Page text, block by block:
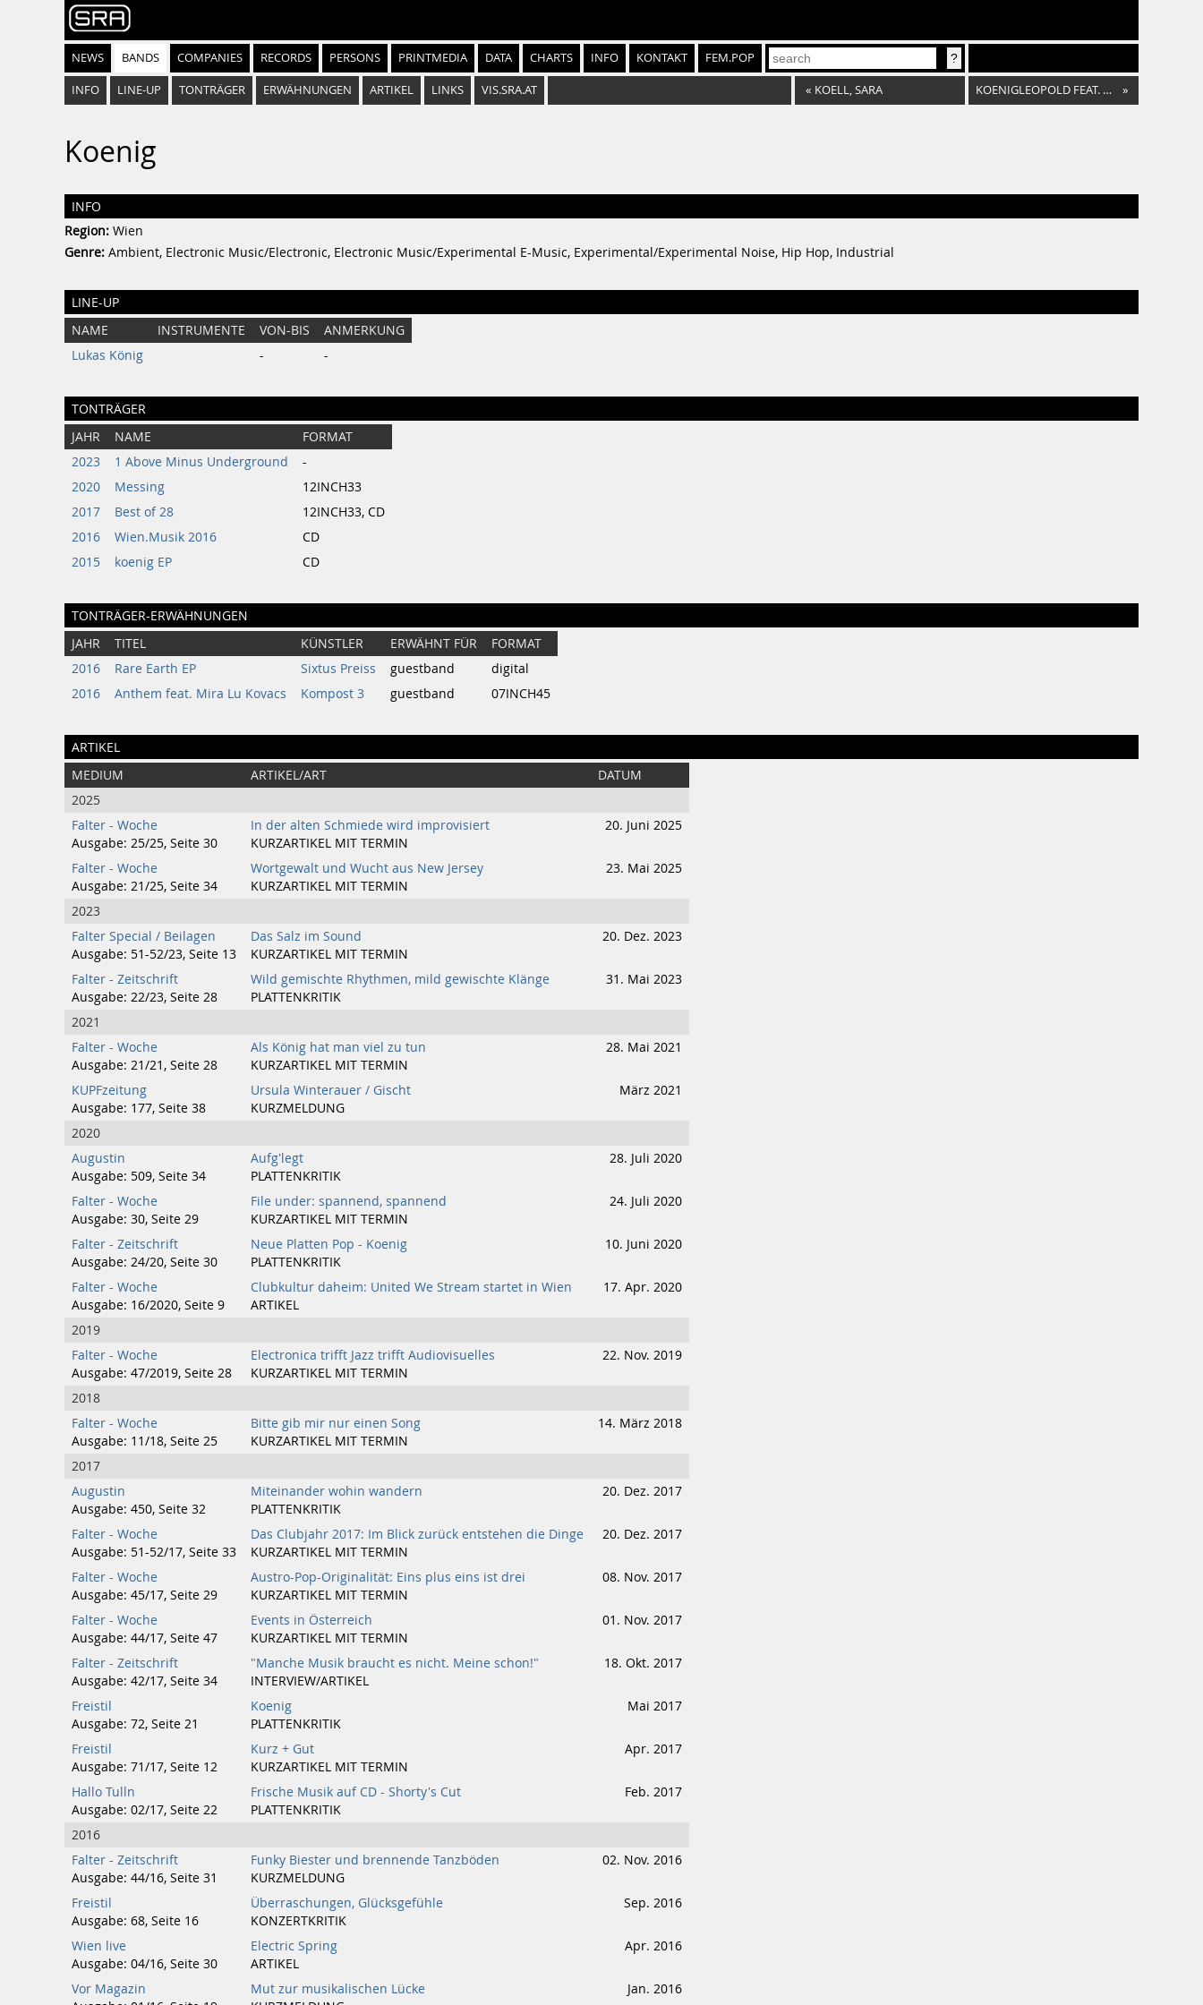
NEWS BANDS COMPANIES RECORDS PERSONS PRINTMEDIA DATA CHARTS INFO KONTAKT FEM.POP
INFO LINE-UP TONTRÄGER ERWÄHNUNGEN ARTIKEL LINKS VIS.SRA.AT « KOELL, SARA KOENIGLEOPOLD FEAT. MC RHINE »
Koenig
INFO
Region: Wien
Genre: Ambient, Electronic Music/Electronic, Electronic Music/Experimental E-Music, Experimental/Experimental Noise, Hip Hop, Industrial
LINE-UP
NAME INSTRUMENTE VON-BIS
ANMERKUNG
Lukas König
- -
TONTRÄGER
JAHR NAME
FORMAT
2023
1 Above Minus Underground
-
2020
Messing
12INCH33
2017
Best of 28
12INCH33, CD
2016
Wien.Musik 2016
CD
2015
koenig EP CD
TONTRÄGER-ERWÄHNUNGEN
JAHR TITEL KÜNSTLER ERWÄHNT FÜR
FORMAT
2016
Rare Earth EP Sixtus Preiss guestband
digital
2016
Anthem feat. Mira Lu Kovacs Kompost 3 guestband 07INCH45
ARTIKEL
MEDIUM ARTIKEL/ART
DATUM
2025
Falter - Woche
Ausgabe: 25/25, Seite 30
In der alten Schmiede wird improvisiert
KURZARTIKEL MIT TERMIN
20. Juni 2025
Falter - Woche
Ausgabe: 21/25, Seite 34
Wortgewalt und Wucht aus New Jersey
KURZARTIKEL MIT TERMIN
23. Mai 2025
2023
Falter Special / Beilagen
Ausgabe: 51-52/23, Seite 13
Das Salz im Sound
KURZARTIKEL MIT TERMIN
20. Dez. 2023
Falter - Zeitschrift
Ausgabe: 22/23, Seite 28
Wild gemischte Rhythmen, mild gewischte Klänge
PLATTENKRITIK
31. Mai 2023
2021
Falter - Woche
Ausgabe: 21/21, Seite 28
Als König hat man viel zu tun
KURZARTIKEL MIT TERMIN
28. Mai 2021
KUPFzeitung
Ausgabe: 177, Seite 38
Ursula Winterauer / Gischt
KURZMELDUNG
März 2021
2020
Augustin
Ausgabe: 509, Seite 34
Aufg'legt
PLATTENKRITIK
28. Juli 2020
Falter - Woche
Ausgabe: 30, Seite 29
File under: spannend, spannend
KURZARTIKEL MIT TERMIN
24. Juli 2020
Falter - Zeitschrift
Ausgabe: 24/20, Seite 30
Neue Platten Pop - Koenig
PLATTENKRITIK
10. Juni 2020
Falter - Woche
Ausgabe: 16/2020, Seite 9
Clubkultur daheim: United We Stream startet in Wien
ARTIKEL
17. Apr. 2020
2019
Falter - Woche
Ausgabe: 47/2019, Seite 28
Electronica trifft Jazz trifft Audiovisuelles
KURZARTIKEL MIT TERMIN
22. Nov. 2019
2018
Falter - Woche
Ausgabe: 11/18, Seite 25
Bitte gib mir nur einen Song
KURZARTIKEL MIT TERMIN
14. März 2018
2017
Augustin
Ausgabe: 450, Seite 32
Miteinander wohin wandern
PLATTENKRITIK
20. Dez. 2017
Falter - Woche
Ausgabe: 51-52/17, Seite 33
Das Clubjahr 2017: Im Blick zurück entstehen die Dinge
KURZARTIKEL MIT TERMIN
20. Dez. 2017
Falter - Woche
Ausgabe: 45/17, Seite 29
Austro-Pop-Originalität: Eins plus eins ist drei
KURZARTIKEL MIT TERMIN
08. Nov. 2017
Falter - Woche
Ausgabe: 44/17, Seite 47
Events in Österreich
KURZARTIKEL MIT TERMIN
01. Nov. 2017
Falter - Zeitschrift
Ausgabe: 42/17, Seite 34
"Manche Musik braucht es nicht. Meine schon!"
INTERVIEW/ARTIKEL
18. Okt. 2017
Freistil
Ausgabe: 72, Seite 21
Koenig
PLATTENKRITIK
Mai 2017
Freistil
Ausgabe: 71/17, Seite 12
Kurz + Gut
KURZARTIKEL MIT TERMIN
Apr. 2017
Hallo Tulln
Ausgabe: 02/17, Seite 22
Frische Musik auf CD - Shorty's Cut
PLATTENKRITIK
Feb. 2017
2016
Falter - Zeitschrift
Ausgabe: 44/16, Seite 31
Funky Biester und brennende Tanzböden
KURZMELDUNG
02. Nov. 2016
Freistil
Ausgabe: 68, Seite 16
Überraschungen, Glücksgefühle
KONZERTKRITIK
Sep. 2016
Wien live
Ausgabe: 04/16, Seite 30
Electric Spring
ARTIKEL
Apr. 2016
Vor Magazin
Mut zur musikalischen Lücke
Jan. 2016